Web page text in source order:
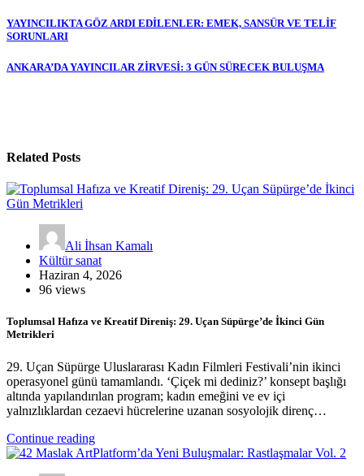
Yazı
YAYINCILIKTA GÖZ ARDI EDİLENLER: EMEK, SANSÜR VE TELİF
SORUNLARI
ANKARA’DA YAYINCILAR ZİRVESİ: 3 GÜN SÜRECEK BULUŞMA
Related Posts
Ali İhsan Kamalı
Kültür sanat
Haziran 4, 2026
96 views
Toplumsal Hafıza ve Kreatif Direniş: 29. Uçan Süpürge’de İkinci Gün
Metrikleri
29. Uçan Süpürge Uluslararası Kadın Filmleri Festivali’nin ikinci
operasyonel günü tamamlandı. ‘Çiçek mi dediniz?’ konsept başlığı
altında yapılandırılan program; kadın emeğini ve ev içi
yalnızlıklardan cezaevi hücrelerine uzanan sosyolojik direnç…
Continue reading